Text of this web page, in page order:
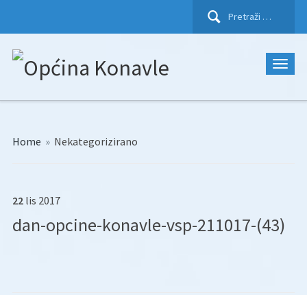
Pretraži:
Home » Nekategorizirano
22 lis 2017
dan-opcine-konavle-vsp-211017-(43)